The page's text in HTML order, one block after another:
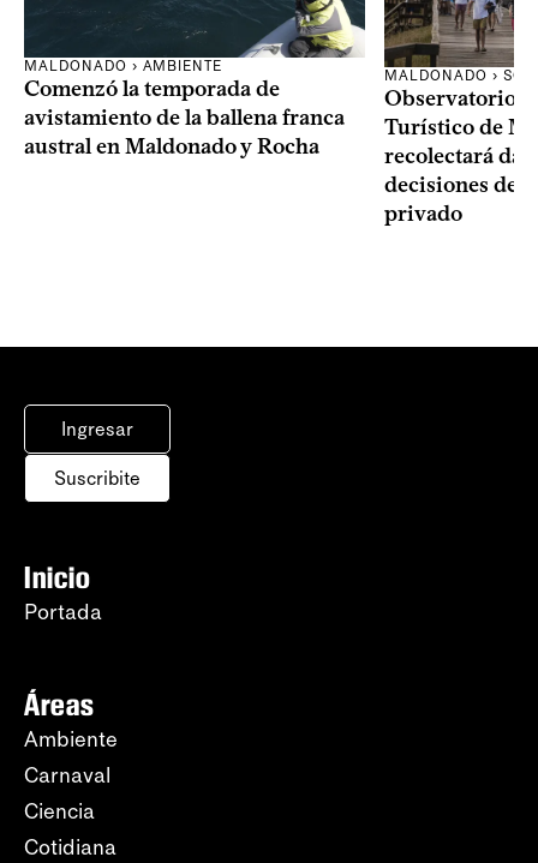
MALDONADO › AMBIENTE
Comenzó la temporada de
avistamiento de la ballena franca
austral en Maldonado y Rocha
MALDONADO ›
Observatorio
Turístico de
recolectará
decisiones del
privado
Ingresar
Suscribite
Inicio
Portada
Áreas
Ambiente
Carnaval
Ciencia
Cotidiana